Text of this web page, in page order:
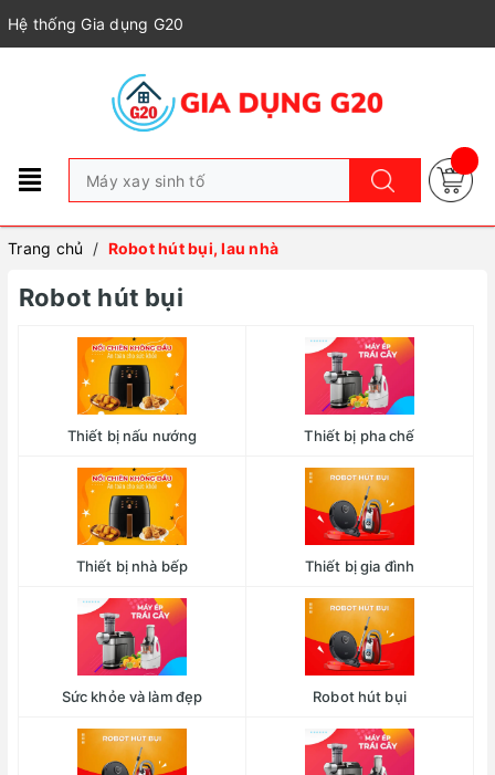
Hệ thống Gia dụng G20
Trang chủ / Robot hút bụi, lau nhà
Robot hút bụi
Thiết bị nấu nướng Thiết bị pha chế
Thiết bị nhà bếp Thiết bị gia đình
Sức khỏe và làm đẹp Robot hút bụi